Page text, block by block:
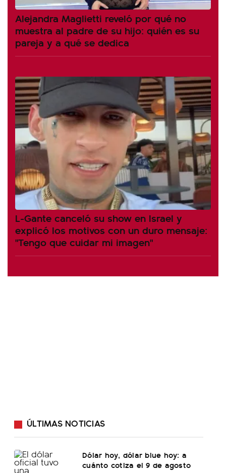
Alejandra Maglietti reveló por qué no
muestra al padre de su hijo: quién es su
pareja y a qué se dedica
L-Gante canceló su show en Israel y
explicó los motivos con un duro mensaje:
"Tengo que cuidar mi imagen"
ÚLTIMAS NOTICIAS
Dólar hoy, dólar blue hoy: a
cuánto cotiza el 9 de agosto